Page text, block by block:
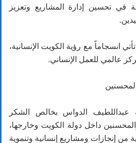
في تحسين إدارة المشاريع وتعزيز
انسجاماً مع رؤية الكويت الإنسانية،
عالمي للعمل الإنساني.
عبداللطيف الدواس بخالص الشكر
داخل دولة الكويت وخارجها،
من إنجازات ومشاريع إنسانية وتنموية